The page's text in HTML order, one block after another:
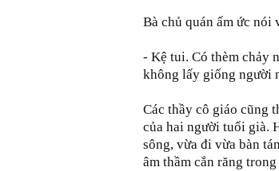
Bà chủ quán ấm ức nói
- Kệ tui. Có thèm chảy
không lấy giống người
Các thầy cô giáo cũng
của hai người tuổi già.
sông, vừa đi vừa bàn
âm thầm cắn răng